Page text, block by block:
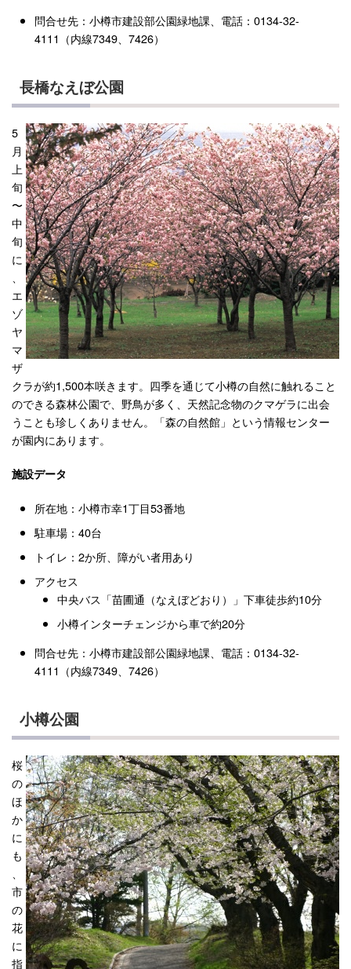
問合せ先：小樽市建設部公園緑地課、電話：0134-32-
4111（内線7349、7426）
長橋なえぼ公園
5
月
上
旬
〜
中
旬
に
エ
ゾ
ヤ
マ
ザ
クラが約1,500本咲きます。四季を通じて小樽の自然に触れること
のできる森林公園で、野鳥が多く、天然記念物のクマゲラに出会
うことも珍しくありません。「森の自然館」という情報センター
が園内にあります。
施設データ
所在地：小樽市幸1丁目53番地
駐車場：40台
トイレ：2か所、障がい者用あり
アクセス
中央バス「苗圃通（なえぼどおり）」下車徒歩約10分
小樽インターチェンジから車で約20分
問合せ先：小樽市建設部公園緑地課、電話：0134-32-
4111（内線7349、7426）
小樽公園
桜
の
ほ
か
に
も
市
の
花
に
指